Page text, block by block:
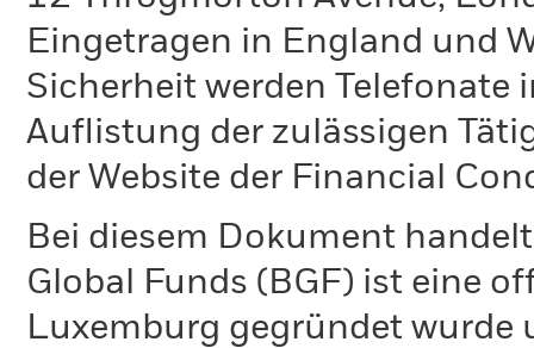
Eingetragen in England und
Sicherheit werden Telefonate
Auflistung der zulässigen
der Website der Financial
Bei diesem Dokument
Global Funds (BGF) ist eine
Luxemburg gegründet